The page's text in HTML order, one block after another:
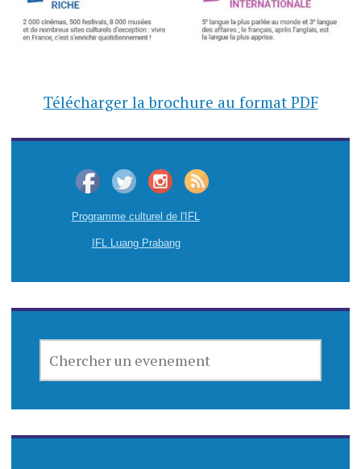
Télécharger la brochure au format PDF
Programme culturel de l'IFL
IFL Luang Prabang
UN